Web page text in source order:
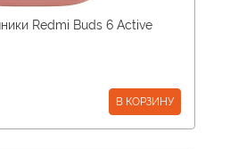
Redmi Buds 6 Active
В КОРЗИНУ